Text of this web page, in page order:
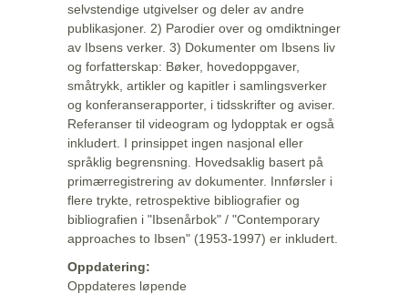
selvstendige utgivelser og deler av andre
publikasjoner. 2) Parodier over og omdiktninger
av Ibsens verker. 3) Dokumenter om Ibsens liv
og forfatterskap: Bøker, hovedoppgaver,
småtrykk, artikler og kapitler i samlingsverker
og konferanserapporter, i tidsskrifter og aviser.
Referanser til videogram og lydopptak er også
inkludert. I prinsippet ingen nasjonal eller
språklig begrensning. Hovedsaklig basert på
primærregistrering av dokumenter. Innførsler i
flere trykte, retrospektive bibliografier og
bibliografien i "Ibsenårbok" / "Contemporary
approaches to Ibsen" (1953-1997) er inkludert.
Oppdatering:
Oppdateres løpende